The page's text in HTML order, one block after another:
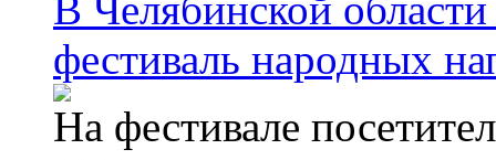
фестиваль народных
На фестивале